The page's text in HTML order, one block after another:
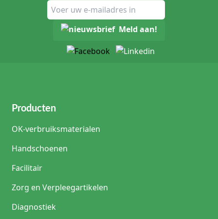
Meld aan!
Producten
OK-verbruiksmaterialen
Handschoenen
Facilitair
Zorg en Verpleegartikelen
Diagnostiek